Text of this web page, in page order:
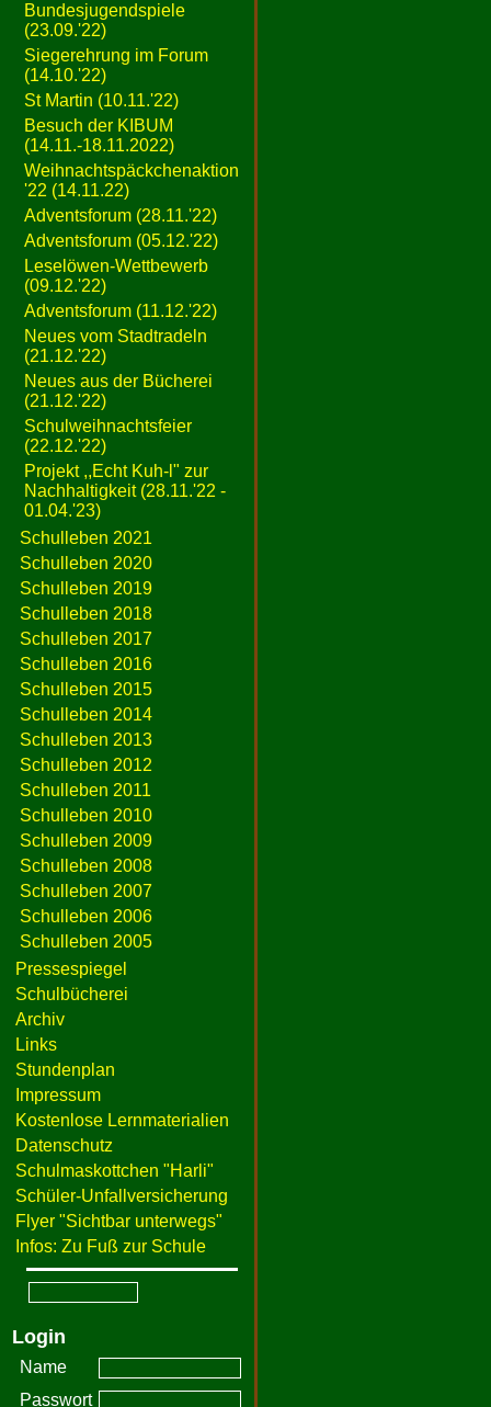
Bundesjugendspiele
(23.09.'22)
Siegerehrung im Forum
(14.10.'22)
St Martin (10.11.'22)
Besuch der KIBUM
(14.11.-18.11.2022)
Weihnachtspäckchenaktion
'22 (14.11.22)
Adventsforum (28.11.'22)
Adventsforum (05.12.'22)
Leselöwen-Wettbewerb
(09.12.'22)
Adventsforum (11.12.'22)
Neues vom Stadtradeln
(21.12.'22)
Neues aus der Bücherei
(21.12.'22)
Schulweihnachtsfeier
(22.12.'22)
Projekt ,,Echt Kuh-l" zur
Nachhaltigkeit (28.11.'22 -
01.04.'23)
Schulleben 2021
Schulleben 2020
Schulleben 2019
Schulleben 2018
Schulleben 2017
Schulleben 2016
Schulleben 2015
Schulleben 2014
Schulleben 2013
Schulleben 2012
Schulleben 2011
Schulleben 2010
Schulleben 2009
Schulleben 2008
Schulleben 2007
Schulleben 2006
Schulleben 2005
Pressespiegel
Schulbücherei
Archiv
Links
Stundenplan
Impressum
Kostenlose Lernmaterialien
Datenschutz
Schulmaskottchen "Harli"
Schüler-Unfallversicherung
Flyer "Sichtbar unterwegs"
Infos: Zu Fuß zur Schule
Login
Name
Passwort